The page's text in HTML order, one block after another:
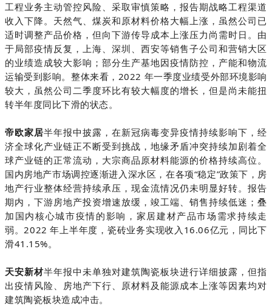
工程业务主动管控风险、采取审慎策略，报告期战略工程渠道
收入下降。天然气、煤炭和原材料价格大幅上涨，虽然公司已
适时调整产品价格，但向下游传导成本上涨压力尚需时日。由
于局部疫情反复，上海、深圳、西安等销售子公司和营销大区
的业绩造成较大影响；部分生产基地因疫情防控，产能和物流
运输受到影响。整体来看，2022 年一季度业绩受外部环境影响
较大，虽然公司二季度环比有较大幅度的增长，但是尚未能扭
转半年度同比下滑的状态。
帝欧家居半年报中披露，在新冠病毒变异疫情持续影响下，经
济全球化产业链正不断受到挑战，地缘矛盾冲突持续加剧着全
球产业链的正常流动，大宗商品原材料能源的价格持续高位。
国内房地产市场调控逐渐进入深水区，在各项“稳定”政策下，房
地产行业整体经营持续承压，现金流情况仍未明显好转。报告
期内，下游房地产投资增速放缓，竣工端、销售持续低迷；叠
加国内核心城市疫情的影响，家居建材产品市场需求持续走
弱。2022 年上半年度，瓷砖业务实现收入16.06亿元，同比下
滑41.15%。
天安新材半年报中未单独对建筑陶瓷板块进行详细披露，但指
出疫情风险、房地产下行、原材料及能源成本上涨等因素均对
建筑陶瓷板块造成冲击。